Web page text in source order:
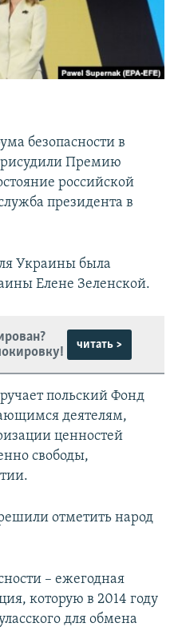
безопасности в
Премию
российской
президента в
Украины была
Елене Зеленской.
читать >
польский Фонд
деятелям,
ценностей
свободы,
отметить народ
– ежегодная
которую в 2014 году
для обмена